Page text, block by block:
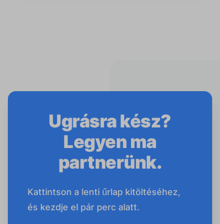
Ugrásra kész?
Legyen ma
partnerünk.
Kattintson a lenti űrlap kitöltéséhez,
és kezdje el pár perc alatt.